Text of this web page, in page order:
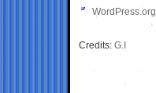
WordPress.org
Credits: G.I